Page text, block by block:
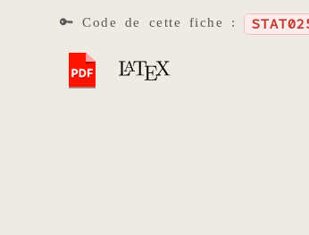
🔑 Code de cette fiche :